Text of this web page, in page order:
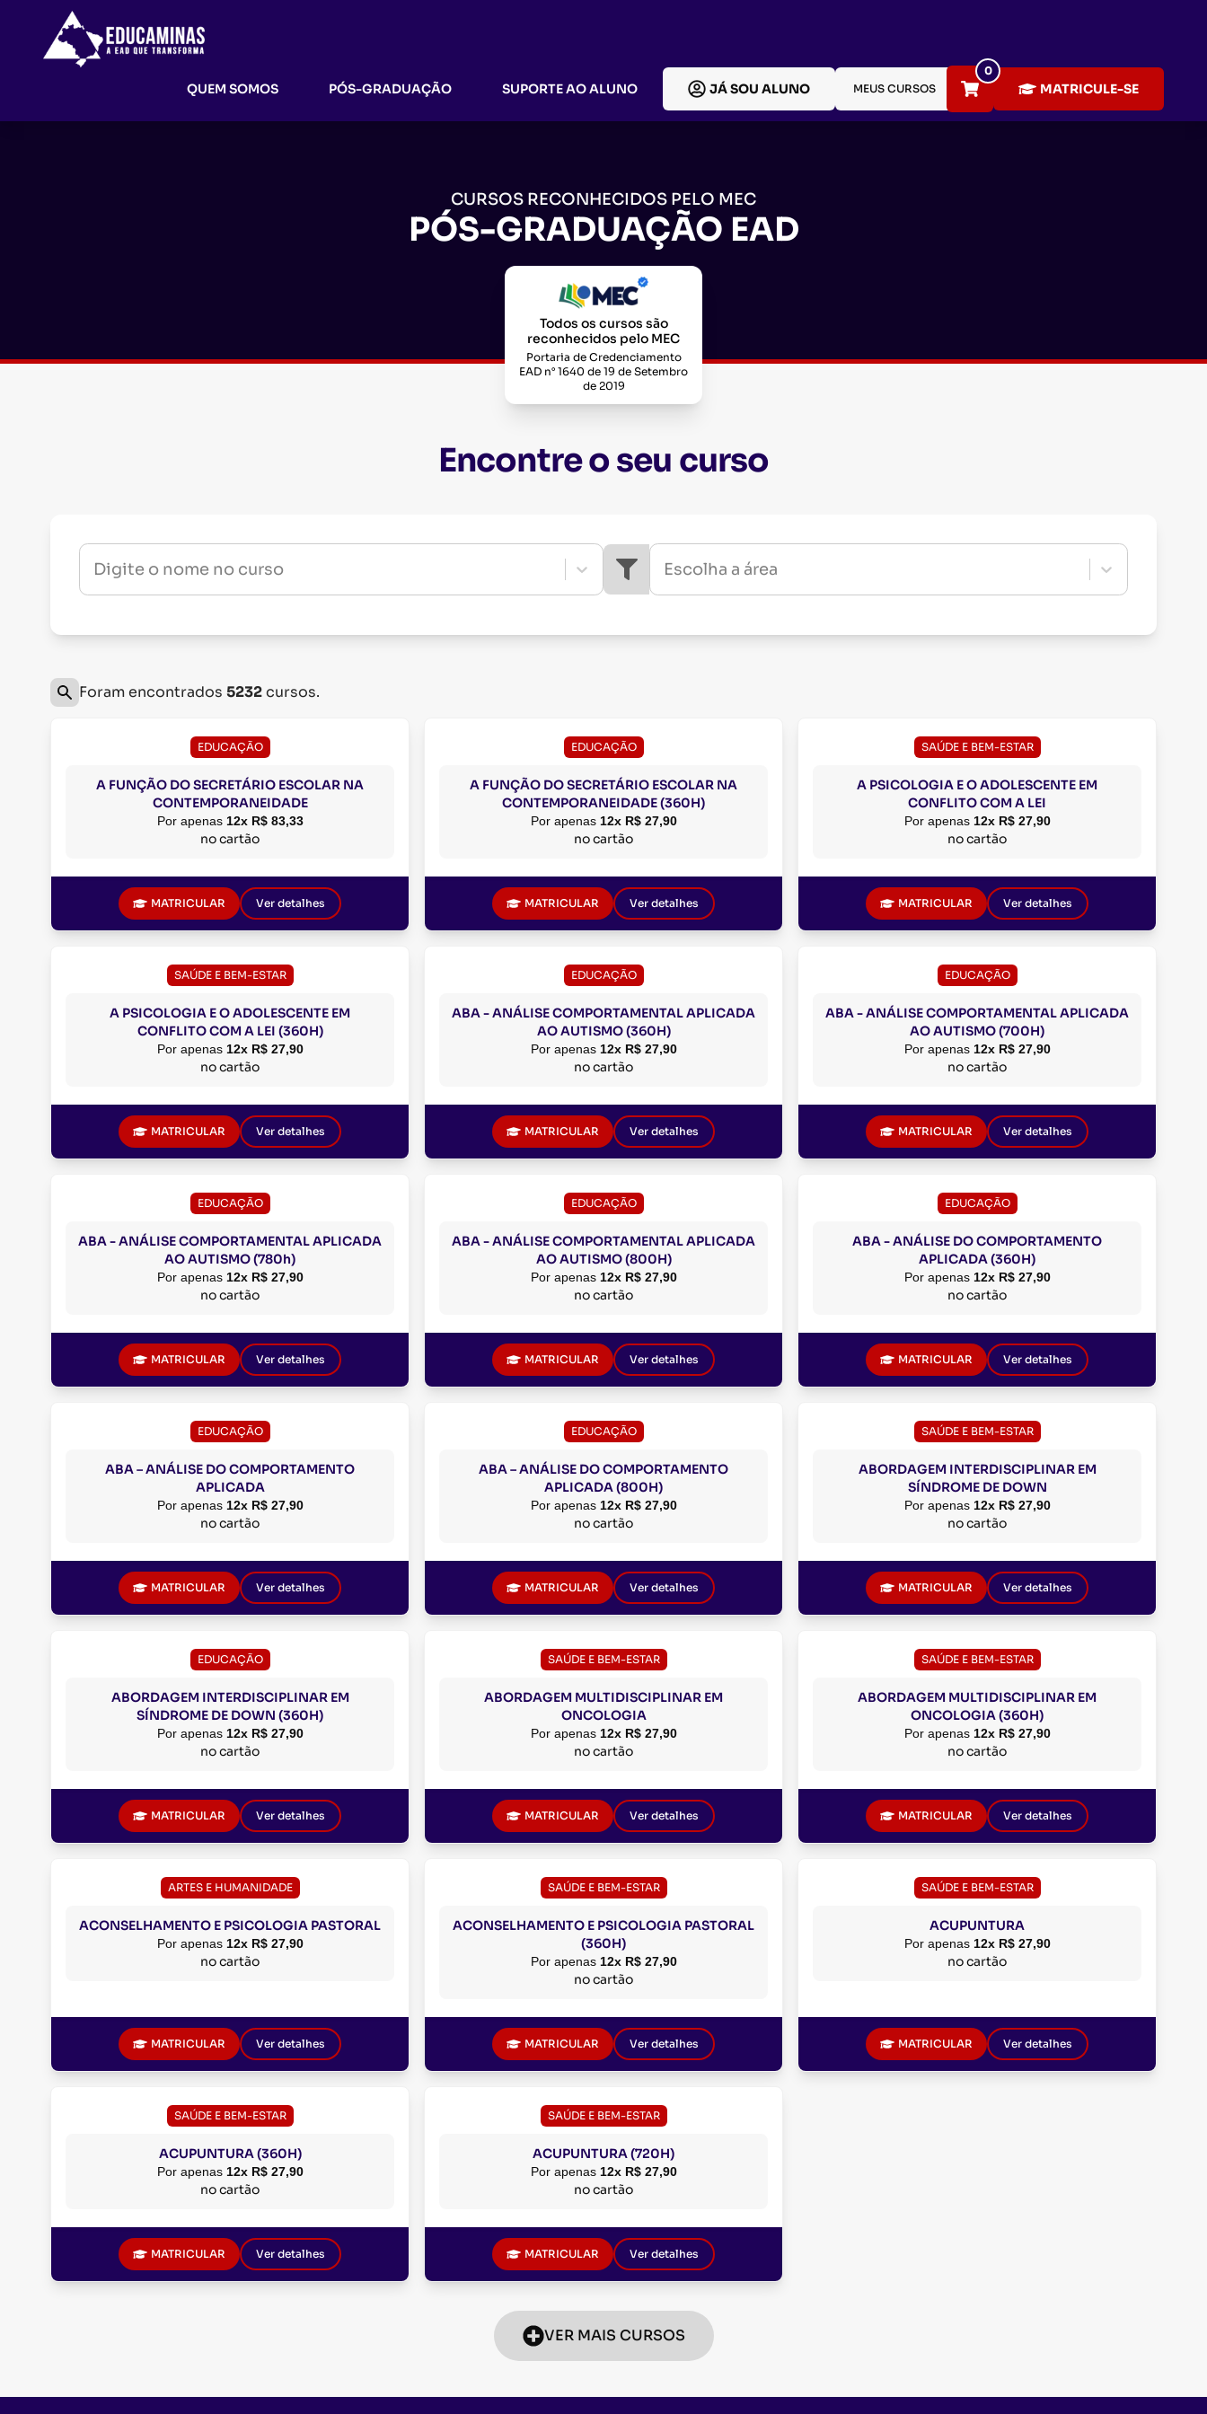
QUEM SOMOS PÓS-GRADUAÇÃO SUPORTE AO ALUNO JÁ SOU ALUNO MEUS CURSOS
0
MATRICULE-SE
CURSOS RECONHECIDOS PELO MEC
PÓS-GRADUAÇÃO EAD
Todos os cursos são
reconhecidos pelo MEC
Portaria de Credenciamento
EAD n° 1640 de 19 de Setembro
de 2019
Encontre o seu curso
Digite o nome no curso Escolha a área
Foram encontrados 5232cursos.
EDUCAÇÃO
A FUNÇÃO DO SECRETÁRIO ESCOLAR NA
CONTEMPORANEIDADE
Por apenas 12x R$ 83,33
no cartão
MATRICULAR Ver detalhes
EDUCAÇÃO
A FUNÇÃO DO SECRETÁRIO ESCOLAR NA
CONTEMPORANEIDADE (360H)
Por apenas 12x R$ 27,90
no cartão
MATRICULAR Ver detalhes
SAÚDE E BEM-ESTAR
A PSICOLOGIA E O ADOLESCENTE EM
CONFLITO COM A LEI
Por apenas 12x R$ 27,90
no cartão
MATRICULAR Ver detalhes
SAÚDE E BEM-ESTAR
A PSICOLOGIA E O ADOLESCENTE EM
CONFLITO COM A LEI (360H)
Por apenas 12x R$ 27,90
no cartão
MATRICULAR Ver detalhes
EDUCAÇÃO
ABA - ANÁLISE COMPORTAMENTAL APLICADA
AO AUTISMO (360H)
Por apenas 12x R$ 27,90
no cartão
MATRICULAR Ver detalhes
EDUCAÇÃO
ABA - ANÁLISE COMPORTAMENTAL APLICADA
AO AUTISMO (700H)
Por apenas 12x R$ 27,90
no cartão
MATRICULAR Ver detalhes
EDUCAÇÃO
ABA - ANÁLISE COMPORTAMENTAL APLICADA
AO AUTISMO (780h)
Por apenas 12x R$ 27,90
no cartão
MATRICULAR Ver detalhes
EDUCAÇÃO
ABA - ANÁLISE COMPORTAMENTAL APLICADA
AO AUTISMO (800H)
Por apenas 12x R$ 27,90
no cartão
MATRICULAR Ver detalhes
EDUCAÇÃO
ABA - ANÁLISE DO COMPORTAMENTO
APLICADA (360H)
Por apenas 12x R$ 27,90
no cartão
MATRICULAR Ver detalhes
EDUCAÇÃO
ABA – ANÁLISE DO COMPORTAMENTO
APLICADA
Por apenas 12x R$ 27,90
no cartão
MATRICULAR Ver detalhes
EDUCAÇÃO
ABA – ANÁLISE DO COMPORTAMENTO
APLICADA (800H)
Por apenas 12x R$ 27,90
no cartão
MATRICULAR Ver detalhes
SAÚDE E BEM-ESTAR
ABORDAGEM INTERDISCIPLINAR EM
SÍNDROME DE DOWN
Por apenas 12x R$ 27,90
no cartão
MATRICULAR Ver detalhes
EDUCAÇÃO
ABORDAGEM INTERDISCIPLINAR EM
SÍNDROME DE DOWN (360H)
Por apenas 12x R$ 27,90
no cartão
MATRICULAR Ver detalhes
SAÚDE E BEM-ESTAR
ABORDAGEM MULTIDISCIPLINAR EM
ONCOLOGIA
Por apenas 12x R$ 27,90
no cartão
MATRICULAR Ver detalhes
SAÚDE E BEM-ESTAR
ABORDAGEM MULTIDISCIPLINAR EM
ONCOLOGIA (360H)
Por apenas 12x R$ 27,90
no cartão
MATRICULAR Ver detalhes
ARTES E HUMANIDADE
ACONSELHAMENTO E PSICOLOGIA PASTORAL
Por apenas 12x R$ 27,90
no cartão
MATRICULAR Ver detalhes
SAÚDE E BEM-ESTAR
ACONSELHAMENTO E PSICOLOGIA PASTORAL
(360H)
Por apenas 12x R$ 27,90
no cartão
MATRICULAR Ver detalhes
SAÚDE E BEM-ESTAR
ACUPUNTURA
Por apenas 12x R$ 27,90
no cartão
MATRICULAR Ver detalhes
SAÚDE E BEM-ESTAR
ACUPUNTURA (360H)
Por apenas 12x R$ 27,90
no cartão
MATRICULAR Ver detalhes
SAÚDE E BEM-ESTAR
ACUPUNTURA (720H)
Por apenas 12x R$ 27,90
no cartão
MATRICULAR Ver detalhes
VER MAIS CURSOS